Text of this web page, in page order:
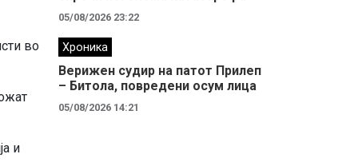
во
и
05/08/2026 23:22
Хроника
Верижен судир на патот Прилеп
– Битола, повредени осум лица
05/08/2026 14:21